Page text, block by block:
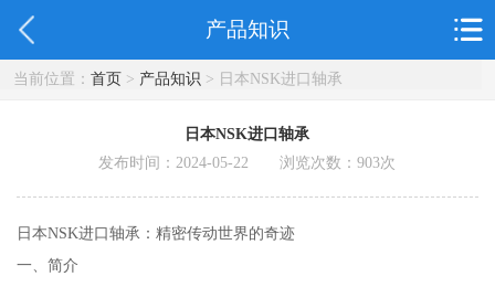
产品知识
当前位置： 首页> 产品知识 > 日本NSK进口轴承
日本NSK进口轴承
发布时间：2024-05-22 浏览次数：903次
日本NSK进口轴承：精密传动世界的奇迹
一、简介